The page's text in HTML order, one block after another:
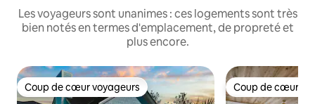
Les voyageurs sont unanimes : ces logements sont très
bien notés en termes d'emplacement, de propreté et
plus encore.
Coup de cœur voyageurs
Coup de cœur voyageurs Coup de cœur
Coup de cœur